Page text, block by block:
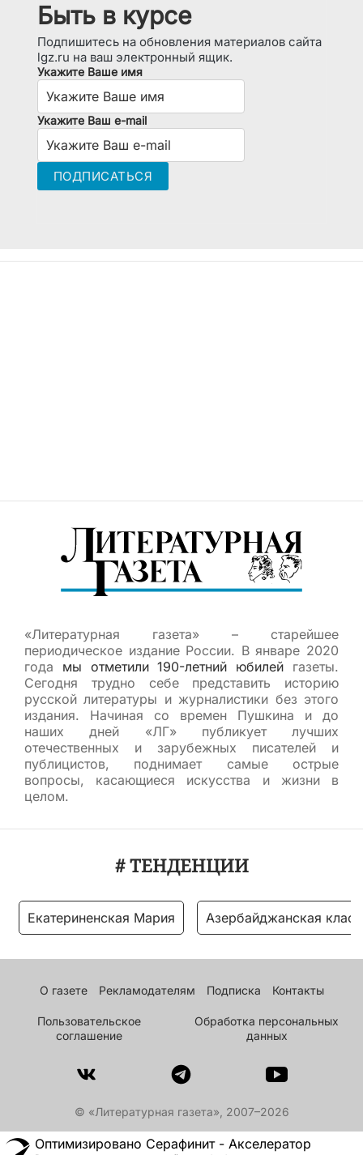
Быть в курсе
Подпишитесь на обновления материалов сайта
lgz.ru на ваш электронный ящик.
Укажите Ваше имя
Укажите Ваш e-mail
«Литературная газета» – старейшее
периодическое издание России. В январе 2020
года мы отметили 190-летний юбилей газеты.
Сегодня трудно себе представить историю
русской литературы и журналистики без этого
издания. Начиная со времен Пушкина и до
наших дней «ЛГ» публикует лучших
отечественных и зарубежных писателей и
публицистов, поднимает самые острые
вопросы, касающиеся искусства и жизни в
целом.
# ТЕНДЕНЦИИ
Екатериненская Мария Азербайджанская
О газете Рекламодателям Подписка Контакты
Пользовательское
соглашение
Обработка персональных
данных
© «Литературная газета», 2007–2026
Оптимизировано Серафинит - Акселератор